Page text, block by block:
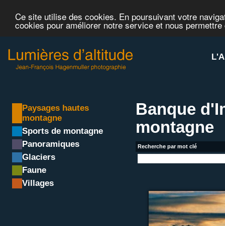
Ce site utilise des cookies. En poursuivant votre
cookies pour améliorer notre service et nous
Paysages hautes
montagne
Sports de montagne
Panoramiques
Glaciers
Faune
Villages
Banque
montagne
Recherche par mot clé